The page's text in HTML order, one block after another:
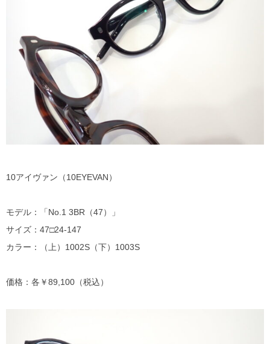
10アイヴァン（10EYEVAN）
モデル：「No.1 3BR（47）」
サイズ：47□24-147
カラー：（上）1002S（下）1003S
価格：各￥89,100（税込）
TALEX